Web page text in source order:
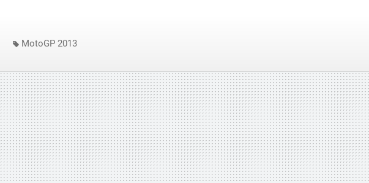
MotoGP 2013